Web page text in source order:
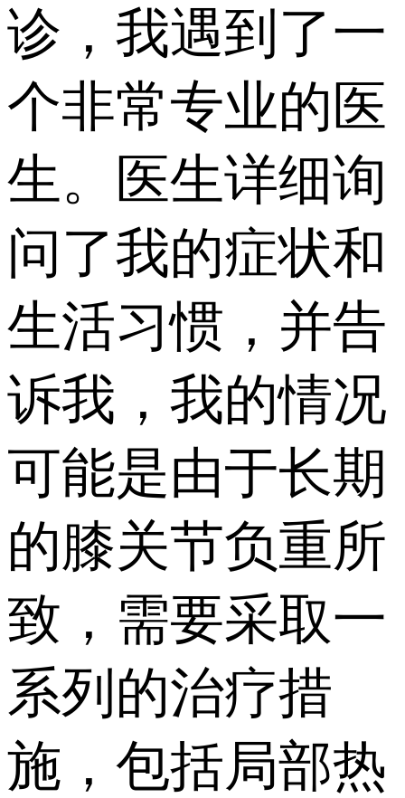
诊，我遇到了一
个非常专业的医
生。医生详细询
问了我的症状和
生活习惯，并告
诉我，我的情况
可能是由于长期
的膝关节负重所
致，需要采取一
系列的治疗措
施，包括局部热